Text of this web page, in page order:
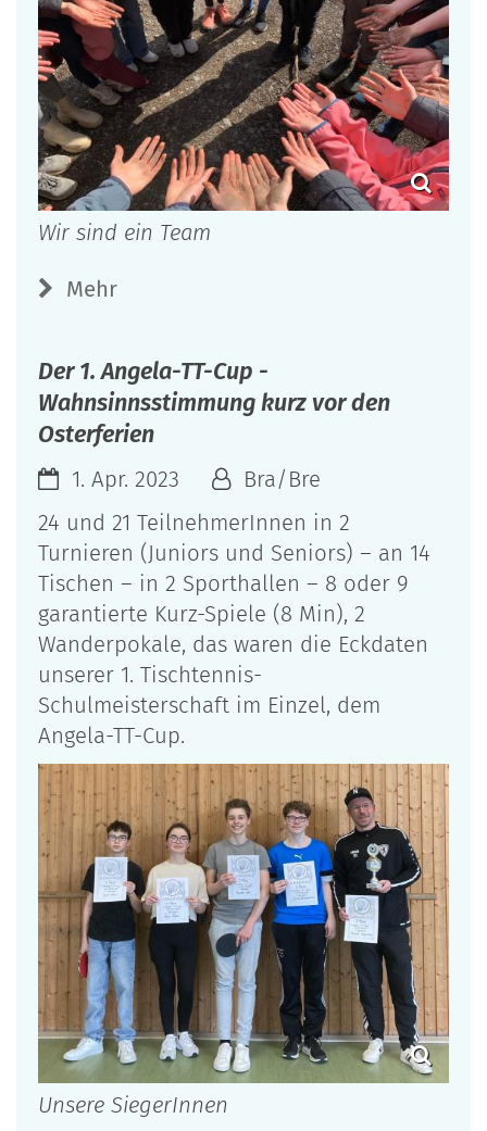
Wir sind ein Team
Mehr
Der 1. Angela-TT-Cup -
Wahnsinnsstimmung kurz vor den
Osterferien
1. Apr. 2023
Bra/Bre
24 und 21 TeilnehmerInnen in 2
Turnieren (Juniors und Seniors) – an 14
Tischen – in 2 Sporthallen – 8 oder 9
garantierte Kurz-Spiele (8 Min), 2
Wanderpokale, das waren die Eckdaten
unserer 1. Tischtennis-
Schulmeisterschaft im Einzel, dem
Angela-TT-Cup.
Unsere SiegerInnen